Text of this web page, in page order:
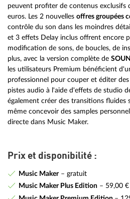
peuvent profiter de contenus exclusifs
euros. Les 2 nouvelles offres groupées
contrôle du son dans les moindres
et 3 effets Delay inclus offrent encore
modification de sons, de boucles, de
plus, avec la version complète de
les utilisateurs Premium bénéficient
professionnel pour couper et éditer
pistes audio à l'aide d'effets de studio
également créer des transitions fluides
même concevoir des samples
directe dans Music Maker.
Prix et disponibilité :
Music Maker– gratuit
Music Maker Plus Edition– 59,00 €